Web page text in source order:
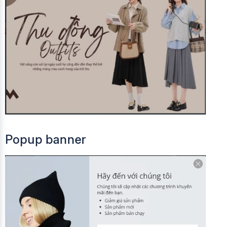
Popup banner